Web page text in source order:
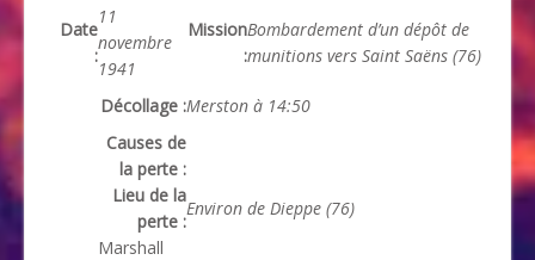
Date
:
11
novembre
1941
Mission
:
Bombardement d’un dépôt de
munitions vers Saint Saëns (76)
Décollage :Merston à 14:50
Causes de
la perte :
Lieu de la
perte :
Environ de Dieppe (76)
Marshall